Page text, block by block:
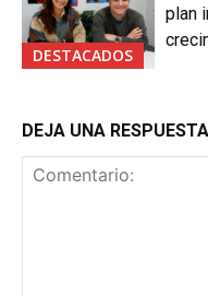
DESTACADOS
plan
DEJA UNA RESPUESTA